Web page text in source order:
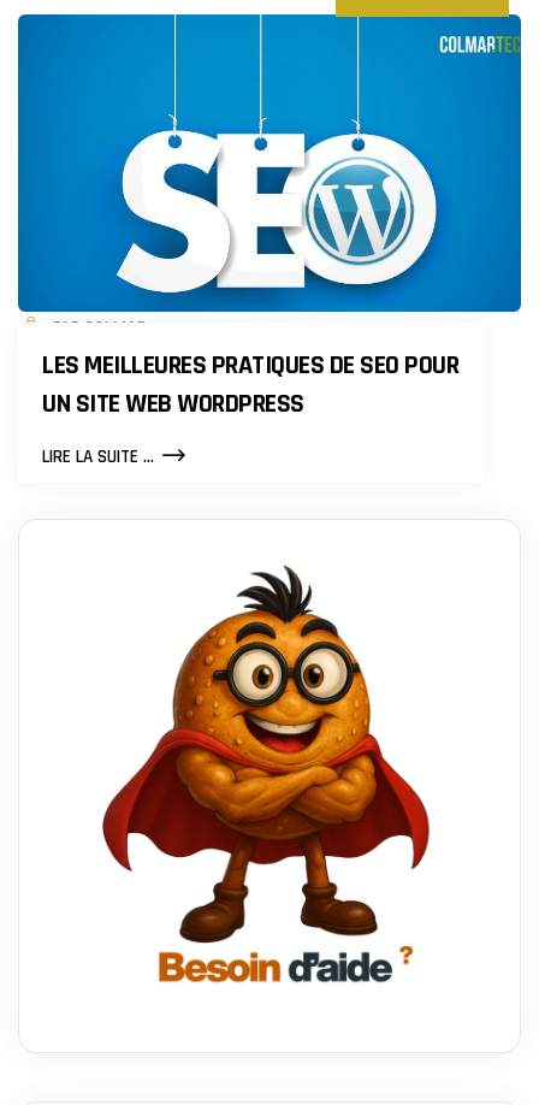
PAR COLMAR
LES MEILLEURES PRATIQUES DE SEO POUR
UN SITE WEB WORDPRESS
LIRE LA SUITE ...LES
DE
WORDPRESS